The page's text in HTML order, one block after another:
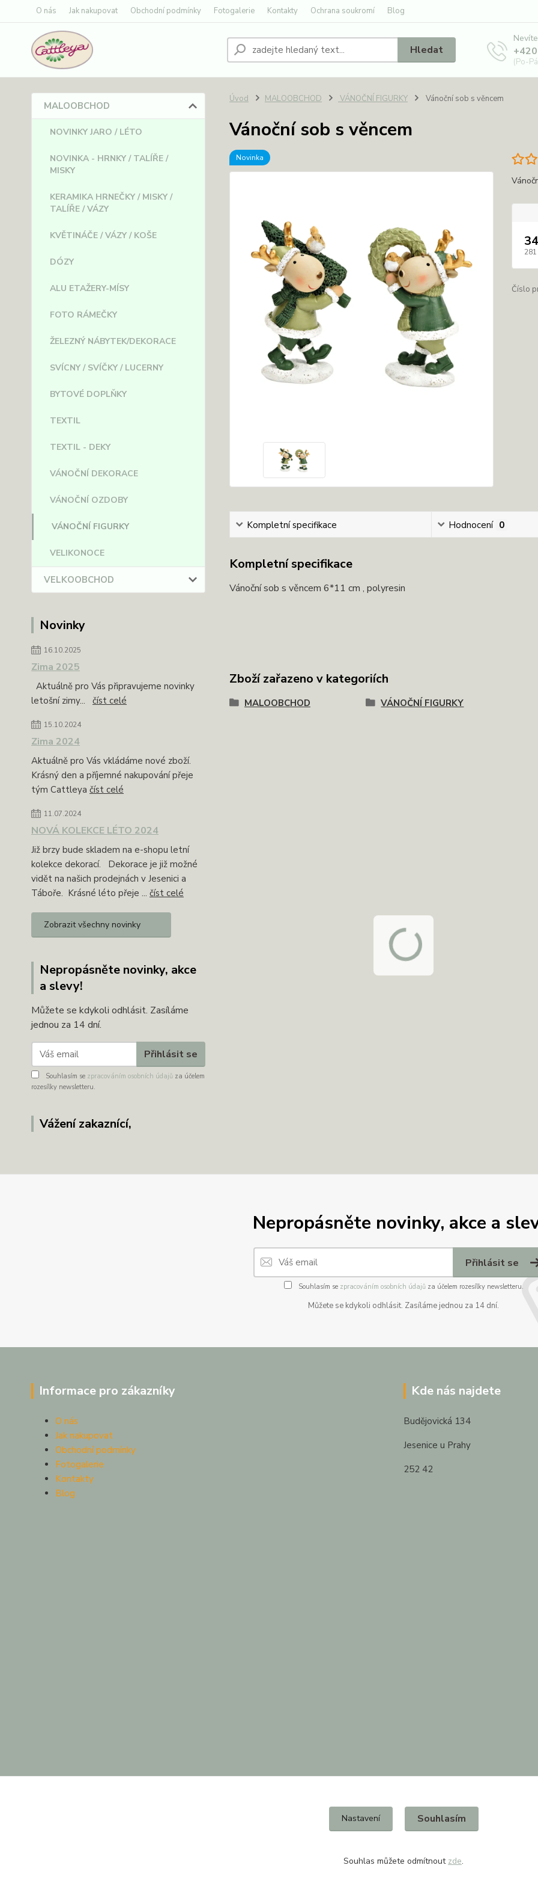
O nás Jak nakupovat Obchodní podmínky Fotogalerie Kontakty Ochrana soukromí Blog
Hledat
(Po-
MALOOBCHOD
NOVINKY JARO / LÉTO
NOVINKA - HRNKY / TALÍŘE /
MISKY
KERAMIKA HRNEČKY / MISKY /
TALÍŘE / VÁZY
KVĚTINÁČE / VÁZY / KOŠE
DÓZY
ALU ETAŽERY-MÍSY
FOTO RÁMEČKY
ŽELEZNÝ NÁBYTEK/DEKORACE
SVÍCNY / SVÍČKY / LUCERNY
BYTOVÉ DOPLŇKY
TEXTIL
TEXTIL - DEKY
VÁNOČNÍ DEKORACE
VÁNOČNÍ OZDOBY
VÁNOČNÍ FIGURKY
VELIKONOCE
VELKOOBCHOD
Novinky
16.10.2025
Zima 2025
Aktuálně pro Vás připravujeme novinky
letošní zimy... číst celé
15.10.2024
Zima 2024
Aktuálně pro Vás vkládáme nové zboží.
Krásný den a příjemné nakupování přeje
tým Cattleya číst celé
11.07.2024
NOVÁ KOLEKCE LÉTO 2024
Již brzy bude skladem na e-shopu letní
kolekce dekorací. Dekorace je již možné
vidět na našich prodejnách v Jesenici a
Táboře. Krásné léto přeje ... číst celé
Zobrazit všechny novinky
Nepropásněte novinky, akce
a slevy!
Můžete se kdykoli odhlásit. Zasíláme
jednou za 14 dní.
Přihlásit se
Souhlasím se zpracováním osobních údajů za účelem
rozesílky newsletteru.
Vážení zakaznící,
Úvod MALOOBCHOD VÁNOČNÍ FIGURKY Vánoční sob s věncem
Vánoční sob s věncem
Novinka
281
Číslo
Kompletní specifikace Hodnocení 0
Kompletní specifikace
Vánoční sob s věncem 6*11 cm , polyresin
Zboží zařazeno v kategoriích
MALOOBCHOD VÁNOČNÍ FIGURKY
Nepropásněte novinky, akce a
Přihlásit se
Souhlasím se zpracováním osobních údajůza účelem rozesílky newsletteru.
Můžete se kdykoli odhlásit. Zasíláme jednou za 14 dní.
Informace pro zákazníky
O nás
Jak nakupovat
Obchodní podmínky
Fotogalerie
Kontakty
Blog
Kde nás najdete
Budějovická 134
Jesenice u Prahy
252 42
Nastavení Souhlasím
Souhlas můžete odmítnout zde.